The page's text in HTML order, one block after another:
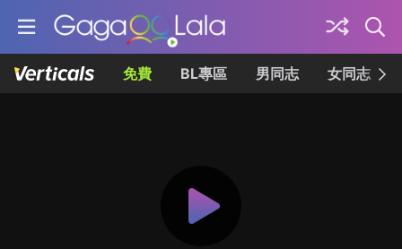
免費 BL專區 男同志 女同志